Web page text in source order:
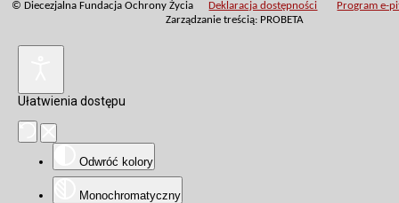
© Diecezjalna Fundacja Ochrony Życia Deklaracja dostępności
Program e-
Zarządzanie treścią: PROBETA
Ułatwienia dostępu
Odwróć kolory
Monochromatyczny